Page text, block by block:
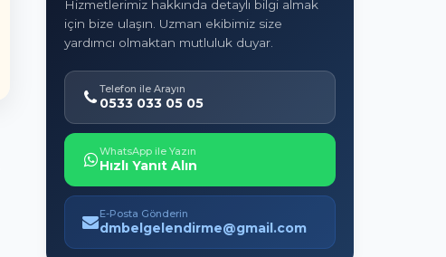
Hizmetlerimiz hakkında detaylı bilgi almak
için bize ulaşın. Uzman ekibimiz size
yardımcı olmaktan mutluluk duyar.
Telefon ile Arayın
0533 033 05 05
WhatsApp ile Yazın
Hızlı Yanıt Alın
E-Posta Gönderin
dmbelgelendirme@gmail.com